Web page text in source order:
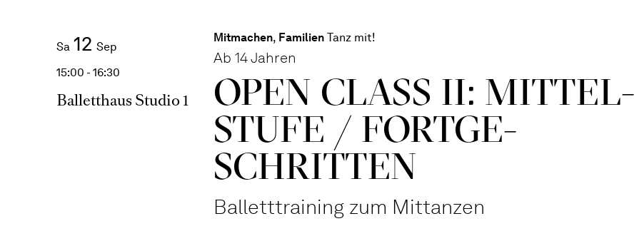
Sa 12 Sep
15:00 - 16:30
Balletthaus Studio 1
Mitmachen, Familien Tanz mit!
Ab 14 Jahren
OPEN CLASS II: MITTEL­
STUFE / FORT­GE­
SCHRITTEN
Balletttraining zum Mittanzen